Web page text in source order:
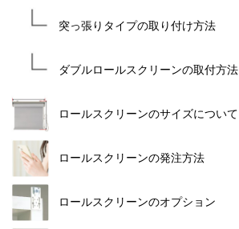
突っ張りタイプの取り付け方法
ダブルロールスクリーンの取付方法
ロールスクリーンのサイズについて
ロールスクリーンの発注方法
ロールスクリーンのオプション